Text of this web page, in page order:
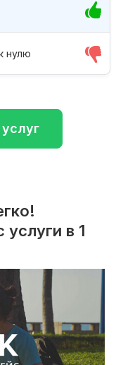
нулю
услуги в 1